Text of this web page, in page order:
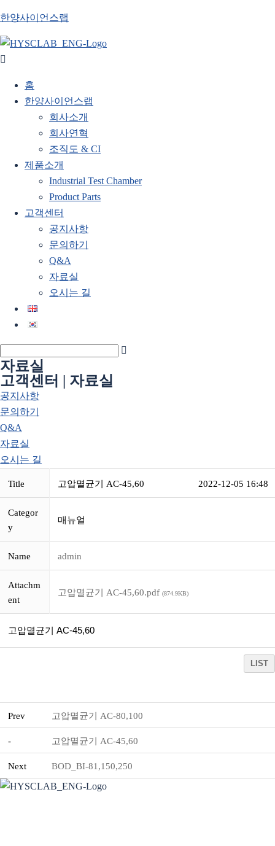
한양사이언스랩
홈
한양사이언스랩
회사소개
회사연혁
조직도 & CI
제품소개
Industrial Test Chamber
Product Parts
고객센터
공지사항
문의하기
Q&A
자료실
오시는 길
자료실
고객센터 | 자료실
공지사항
문의하기
Q&A
자료실
오시는 길
Title 고압멸균기 AC-45,60 2022-12-05 16:48
Categor
y
매뉴얼
Name admin
Attachm
ent
고압멸균기 AC-45,60.pdf (874.9KB)
고압멸균기 AC-45,60
LIST
Prev 고압멸균기 AC-80,100
- 고압멸균기 AC-45,60
Next BOD_BI-81,150,250